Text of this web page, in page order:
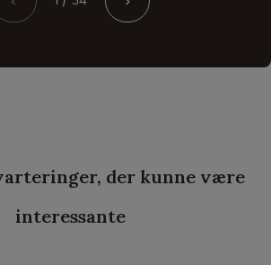
der kunne være
interessante